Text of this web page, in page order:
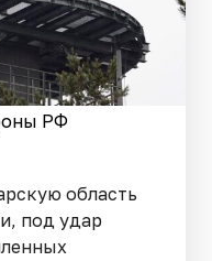
РФ
область
под удар